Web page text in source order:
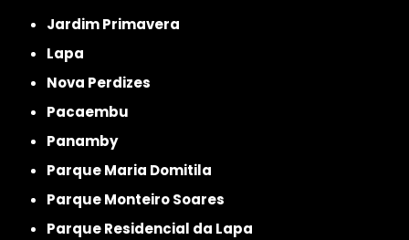
Jardim Primavera
Lapa
Nova Perdizes
Pacaembu
Panamby
Parque Maria Domitila
Parque Monteiro Soares
Parque Residencial da Lapa